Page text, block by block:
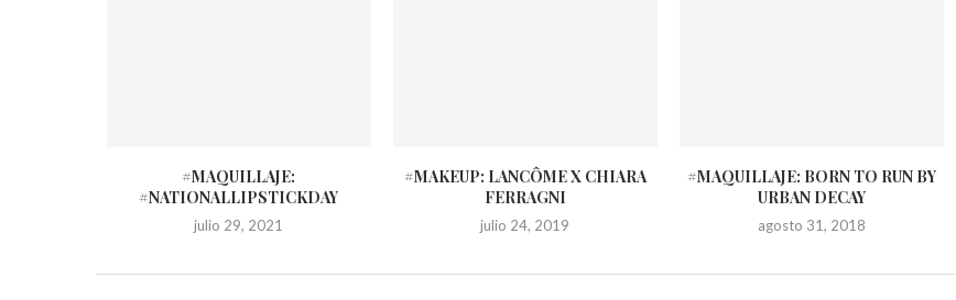
#MAQUILLAJE:
#NATIONALLIPSTICKDAY
julio 29, 2021
#MAKEUP: LANCÔME X CHIARA
FERRAGNI
julio 24, 2019
#MAQUILLAJE: BORN TO RUN BY
URBAN DECAY
agosto 31, 2018